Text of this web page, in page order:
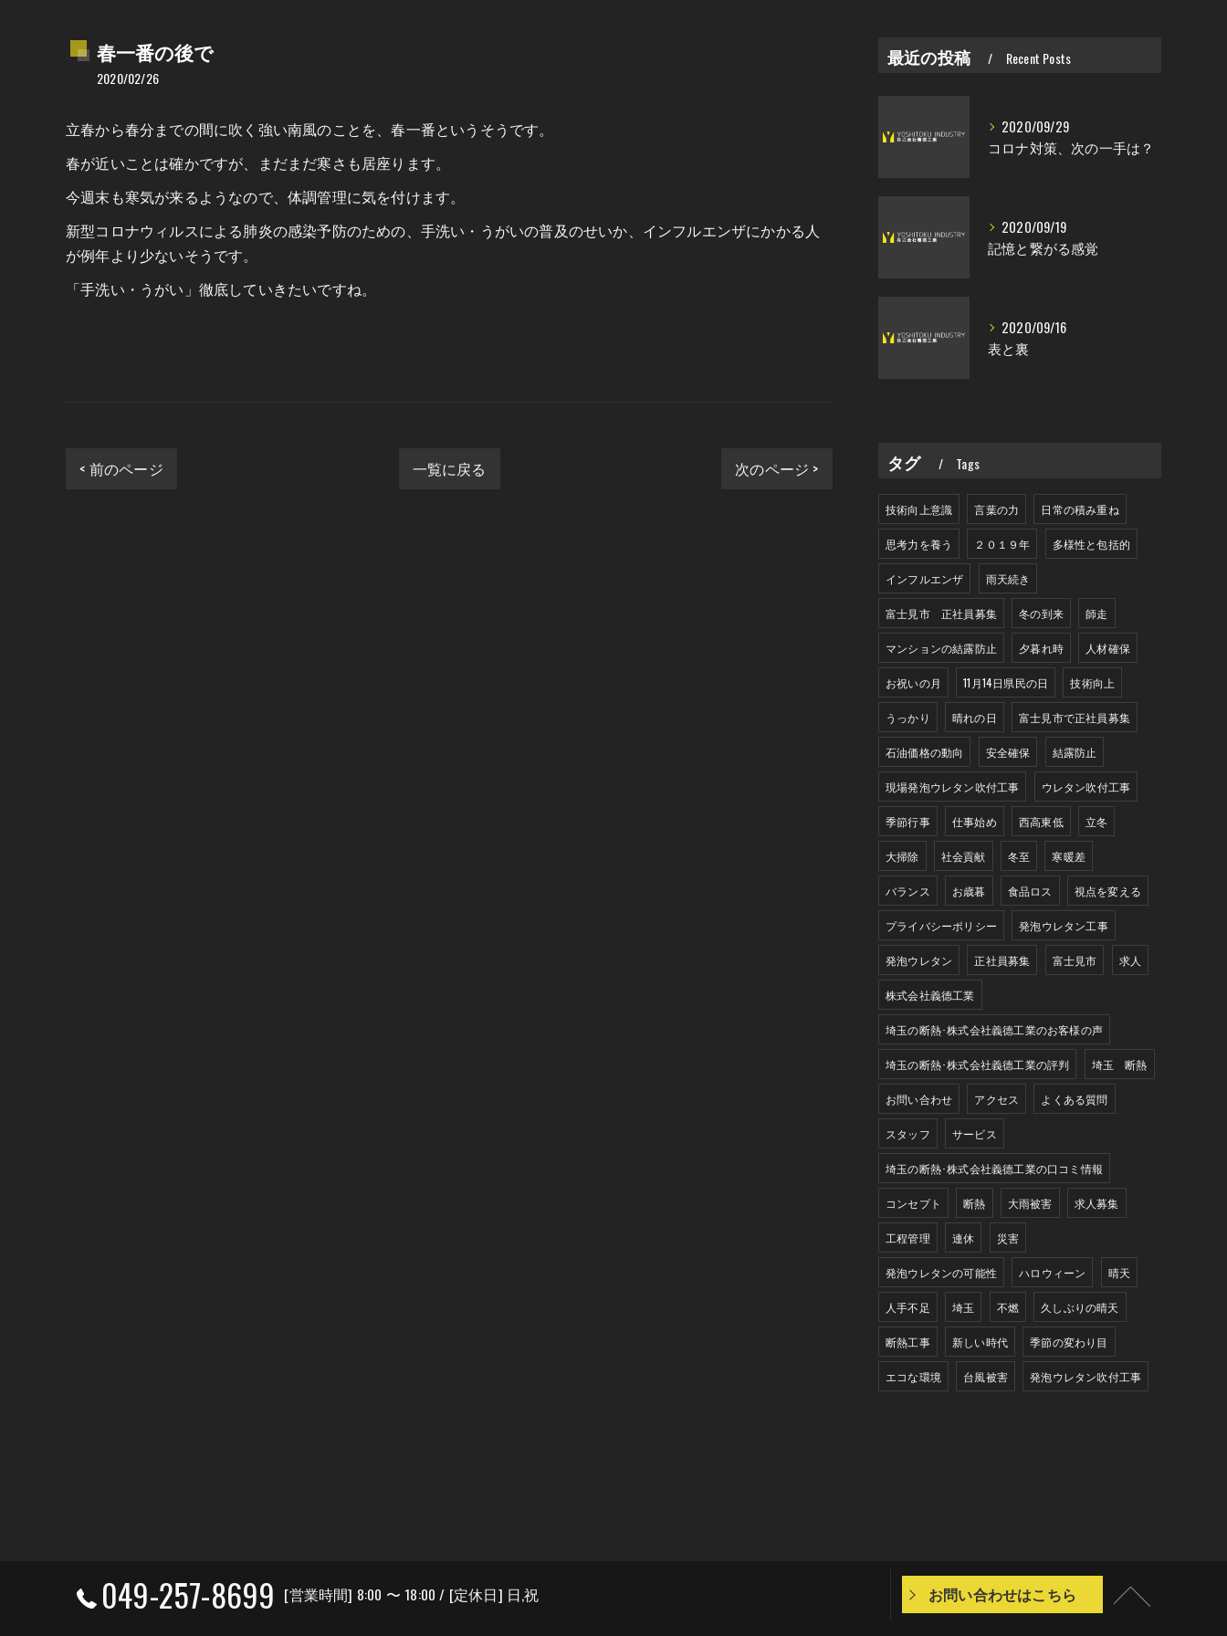
春一番の後で
2020/02/26
立春から春分までの間に吹く強い南風のことを、春一番というそうです。
春が近いことは確かですが、まだまだ寒さも居座ります。
今週末も寒気が来るようなので、体調管理に気を付けます。
新型コロナウィルスによる肺炎の感染予防のための、手洗い・うがいの普及のせいか、インフルエンザにかかる人
が例年より少ないそうです。
「手洗い・うがい」徹底していきたいですね。
< 前のページ 一覧に戻る 次のページ >
最近の投稿 Recent Posts
2020/09/29
コロナ対策、次の一手は？
2020/09/19
記憶と繋がる感覚
2020/09/16
表と裏
タグ Tags
技術向上意識 言葉の力 日常の積み重ね
思考力を養う ２０１９年 多様性と包括的
インフルエンザ 雨天続き
富士見市 正社員募集 冬の到来 師走
マンションの結露防止 夕暮れ時 人材確保
お祝いの月 11月14日県民の日 技術向上
うっかり 晴れの日 富士見市で正社員募集
石油価格の動向 安全確保 結露防止
現場発泡ウレタン吹付工事 ウレタン吹付工事
季節行事 仕事始め 西高東低 立冬
大掃除 社会貢献 冬至 寒暖差
バランス お歳暮 食品ロス 視点を変える
プライバシーポリシー 発泡ウレタン工事
発泡ウレタン 正社員募集 富士見市 求人
株式会社義德工業
埼玉の断熱･株式会社義德工業のお客様の声
埼玉の断熱･株式会社義德工業の評判 埼玉 断熱
お問い合わせ アクセス よくある質問
スタッフ サービス
埼玉の断熱･株式会社義德工業の口コミ情報
コンセプト 断熱 大雨被害 求人募集
工程管理 連休 災害
発泡ウレタンの可能性 ハロウィーン 晴天
人手不足 埼玉 不燃 久しぶりの晴天
断熱工事 新しい時代 季節の変わり目
エコな環境 台風被害 発泡ウレタン吹付工事
049-257-8699 [営業時間] 8:00 〜 18:00 / [定休日] 日,祝 お問い合わせはこちら